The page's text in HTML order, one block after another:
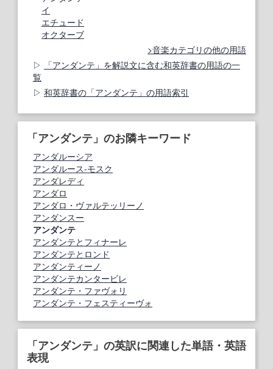
イ
エチュード
オクターブ
音楽カテゴリの他の用語
「アンダンテ」を解説文に含む和英辞書の用語の一
覧
和英辞書の「アンダンテ」の用語索引
「アンダンテ」のお隣キーワード
アンダルーシア
アンダルース‐モスク
アンダレディ
アンダロ
アンダロ・ヴァルテッリーノ
アンダンスー
アンダンテ
アンダンテとフィナーレ
アンダンテとロンド
アンダンティーノ
アンダンテカンタービレ
アンダンテ・ファヴォリ
アンダンテ・フェスティーヴォ
「アンダンテ」の英訳に関連した単語・英語
表現